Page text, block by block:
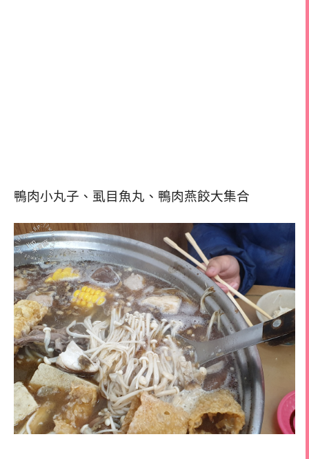
鴨肉小丸子、虱目魚丸、鴨肉燕餃大集合